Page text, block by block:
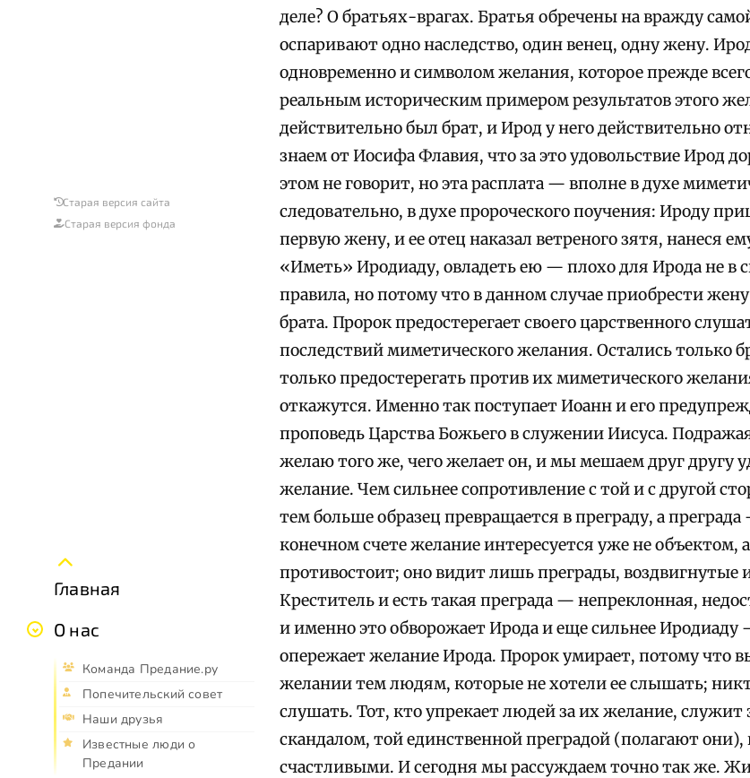
Старая версия сайта
Старая версия фонда
Главная
О нас
Команда Предание.ру
Попечительский совет
Наши друзья
Известные люди о
Предании
деле? О братьях-врагах. Братья обречены на вражду
оспаривают одно наследство, один венец, одну жену.
одновременно и символом желания, которое прежде
реальным историческим примером результатов этого
действительно был брат, и Ирод у него действительно
знаем от Иосифа Флавия, что за это удовольствие Ирод
этом не говорит, но эта расплата — вполне в духе
следовательно, в духе пророческого поучения: Ироду
первую жену, и ее отец наказал ветреного зятя, нанеся
«Иметь» Иродиаду, овладеть ею — плохо для Ирода не в
правила, но потому что в данном случае приобрести
брата. Пророк предостерегает своего царственного
последствий миметического желания. Остались только
только предостерегать против их миметического
откажутся. Именно так поступает Иоанн и его
проповедь Царства Божьего в служении Иисуса.
желаю того же, чего желает он, и мы мешаем друг другу
желание. Чем сильнее сопротивление с той и с другой
тем больше образец превращается в преграду, а
конечном счете желание интересуется уже не объектом,
противостоит; оно видит лишь преграды,
Креститель и есть такая преграда — непреклонная,
и именно это обворожает Ирода и еще сильнее Иродиаду
опережает желание Ирода. Пророк умирает, потому что
желании тем людям, которые не хотели ее слышать;
слушать. Тот, кто упрекает людей за их желание,
скандалом, той единственной преградой (полагают
счастливыми. И сегодня мы рассуждаем точно так же.